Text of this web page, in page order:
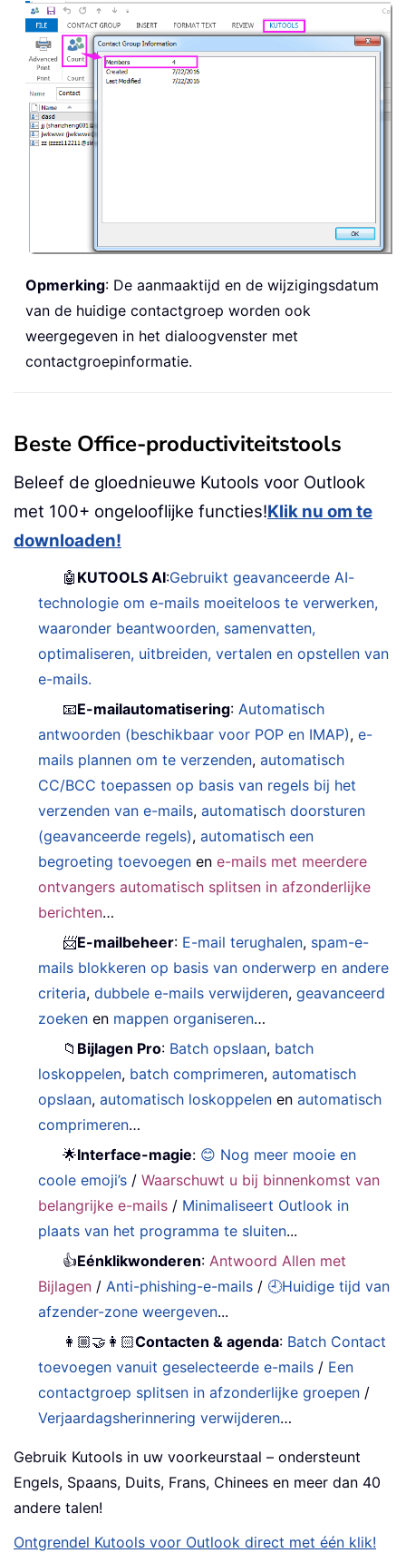
Opmerking: De aanmaaktijd en de wijzigingsdatum
van de huidige contactgroep worden ook
weergegeven in het dialoogvenster met
contactgroepinformatie.
Beste Office-productiviteitstools
Beleef de gloednieuwe Kutools voor Outlook
met 100+ ongelooflijke functies!Klik nu om te
downloaden!
🤖 KUTOOLS AI:Gebruikt geavanceerde AI-
technologie om e-mails moeiteloos te verwerken,
waaronder beantwoorden, samenvatten,
optimaliseren, uitbreiden, vertalen en opstellen van
e-mails.
📧E-mailautomatisering:Automatisch
antwoorden (beschikbaar voor POP en IMAP),e-
mails plannen om te verzenden,automatisch
CC/BCC toepassen op basis van regels bij het
verzenden van e-mails,automatisch doorsturen
(geavanceerde regels),automatisch een
begroeting toevoegen ene-mails met meerdere
ontvangers automatisch splitsen in afzonderlijke
berichten…
📨E-mailbeheer: E-mail terughalen, spam-e-
mails blokkeren op basis van onderwerp en andere
criteria,dubbele e-mails verwijderen,geavanceerd
zoeken en mappen organiseren…
📁 Bijlagen Pro: Batch opslaan, batch
loskoppelen, batch comprimeren,automatisch
opslaan,automatisch loskoppelen enautomatisch
comprimeren…
🌟Interface-magie: 😊 Nog meer mooie en
coole emoji’s /Waarschuwt u bij binnenkomst van
belangrijke e-mails / Minimaliseert Outlook in
plaats van het programma te sluiten...
👍Eénklikwonderen:Antwoord Allen met
Bijlagen /Anti-phishing-e-mails / 🕘Huidige tijd van
afzender-zone weergeven...
👩🏼‍🤝‍👩🏻Contacten & agenda: Batch Contact
toevoegen vanuit geselecteerde e-mails / Een
contactgroep splitsen in afzonderlijke groepen /
Verjaardagsherinnering verwijderen…
Gebruik Kutools in uw voorkeurstaal – ondersteunt
Engels, Spaans, Duits, Frans, Chinees en meer dan 40
andere talen!
Ontgrendel Kutools voor Outlook direct met één klik!